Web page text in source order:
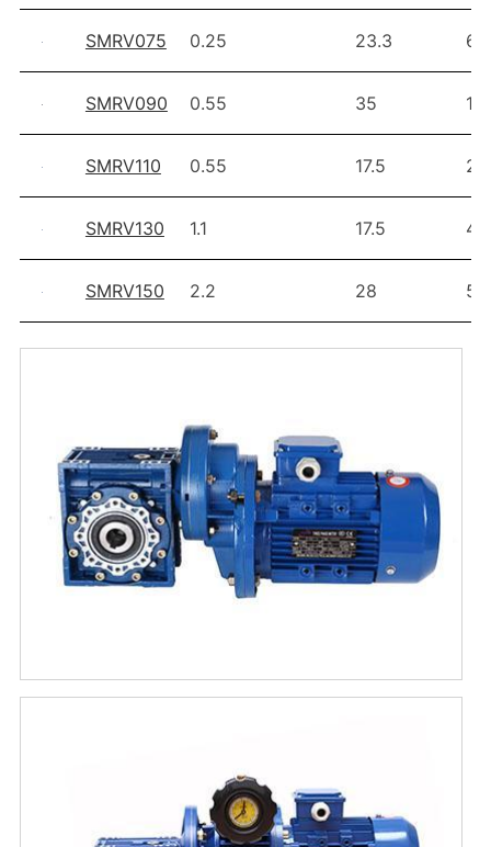
SMRV075 0.25 23.3 68
SMRV090 0.55 35 114
SMRV110 0.55 17.5
SMRV130 1.1 17.5
SMRV150 2.2 28